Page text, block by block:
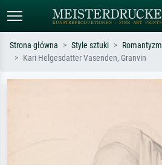
Strona główna Style sztuki Romantyzm
Kari Helgesdatter Vasenden, Granvin